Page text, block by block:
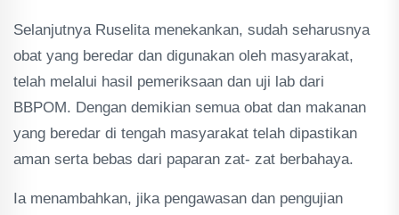
Selanjutnya Ruselita menekankan, sudah seharusnya
obat yang beredar dan digunakan oleh masyarakat,
telah melalui hasil pemeriksaan dan uji lab dari
BBPOM. Dengan demikian semua obat dan makanan
yang beredar di tengah masyarakat telah dipastikan
aman serta bebas dari paparan zat- zat berbahaya.
Ia menambahkan, jika pengawasan dan pengujian